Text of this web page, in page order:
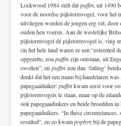
Lockwood 1984 stelt datpuffin, uit 1490
voor de noordse pijlstormvogel, voor het
uitvliegen worden de jongen erg vet, door
ouden hen voeren. Aan de westelijke
pijlstormvogel dé pijlstormvogel is, ving
(in het hele land waren ze een “esteemed
opgezette, zou puffinzijn ontstaan, uit
swollen”, en puffin zou dan ‘fatling’
denkt dat het een naam bij handelaren
papegaaiduiker:puffinkwam eerst voor
pijlstormvogels te staan, maar op de
ook papegaaiduikers en beide broedden
papegaaiduikers. “In these
resulted”, en zo kwampophynbij de